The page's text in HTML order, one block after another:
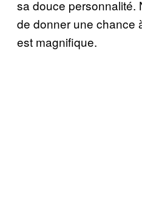
sa douce personnalité.
de donner une chance
est magnifique.